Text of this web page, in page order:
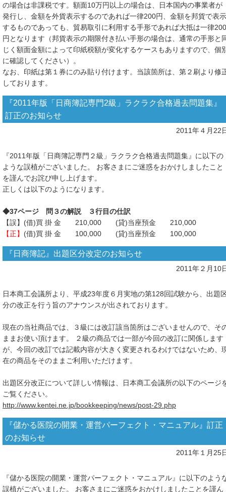
の場合は非課税です。額面10万円以上の場合は、日本国内の事業者が
発行し、金額を外貨表示するのであれば一律200円、金額を邦貨で表示
するものであっても、貿易取引に利用する手形であれば大抵は一律200
円となります（邦貨表示の期限付き払い手形の場合は、通常の手形と
じく額面金額によって印紙税額が変化するケースもありますので、個
に確認してください）。
なお、印紙は第１券にのみ貼り付けます。当該箇所は、第２刷より修
しております。
『2011年版「日商簿記専門2級」ラクラク合格過去問題集』
訂正のお知らせ
2011年４月22
『2011年版「日商簿記専門２級」ラクラク合格過去問題集』に以下の
ような誤植がございました。 お客さまにご迷惑をおかけしましたこと
を謹んでお詫び申し上げます。
正しくは以下のようになります。
◆37ページ 問３の解説 ３行目の仕訳
【誤】(借)買 掛 金 210,000 (貸)当座預金 210,000
【正】 (借)買 掛 金 100,000 (貸)当座預金 100,000
『日商簿記』出題区分改定のお知らせ
2011年２月10
日本商工会議所より、平成23年度６月実地の第128回試験から、出題
分の改正を行う旨のアナウンスが出されております。
現在の当社商品では、３級には改訂該当箇所はございませんので、そ
ままお使い頂けます。 ２級の商品では一部が今回の改訂に関係します
が、今回の改訂では記載内容が大きく変更されるわけではないため、
在の商品をそのままご利用いただけます。
出題区分改正について詳しい情報は、日本商工会議所の以下のページ
ご覧ください。
http://www.kentei.ne.jp/bookkeeping/news/post-29.php
『儲かる医院の開業・運営パーフェクト・マニュアル』訂正
のお知らせ
2011年１月25
『儲かる医院の開業・運営パーフェクト・マニュアル』に以下のよう
誤植がございました。 お客さまにご迷惑をおかけしましたことを謹ん